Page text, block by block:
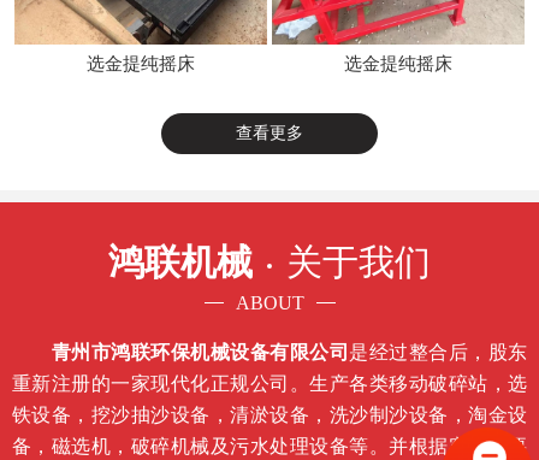
选金提纯摇床 选金提纯摇床
查看更多
鸿联机械 关于我们
ABOUT
青州市鸿联环保机械设备有限公司 是经过整合后，股东
重新注册的一家现代化正规公司。生产各类移动破碎站，选
铁设备，挖沙抽沙设备，清淤设备，洗沙制沙设备，淘金设
备，磁选机，破碎机械及污水处理设备等。并根据客户的要